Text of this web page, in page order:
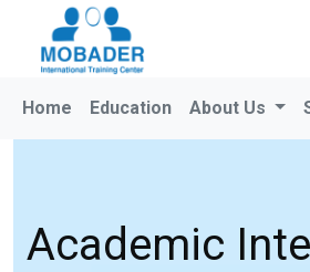
Home Education About Us
Academic